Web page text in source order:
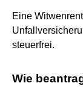
Eine
steuerfrei.
Wie